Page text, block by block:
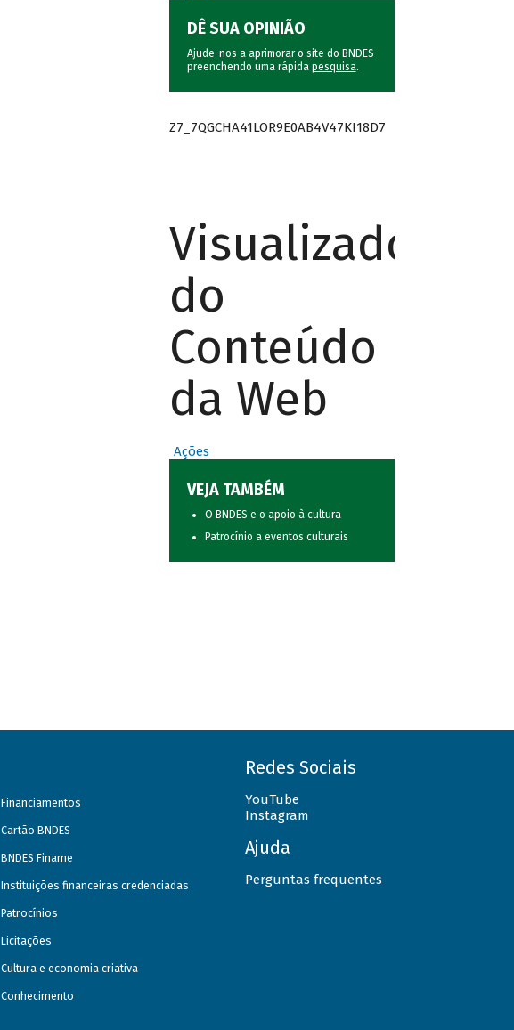
DÊ SUA OPINIÃO
Ajude-nos a aprimorar o site do BNDES
preenchendo uma rápida pesquisa.
Z7_7QGCHA41LOR9E0AB4V47KI18D7
Visualizador
do
Conteúdo
da Web
Ações
VEJA TAMBÉM
O BNDES e o apoio à cultura
Patrocínio a eventos culturais
Financiamentos
Cartão BNDES
BNDES Finame
Instituições financeiras credenciadas
Patrocínios
Licitações
Cultura e economia criativa
Conhecimento
Redes Sociais
YouTube
Instagram
Ajuda
Perguntas frequentes